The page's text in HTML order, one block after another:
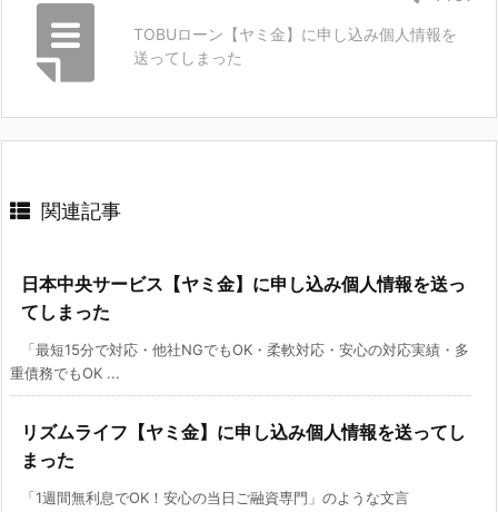
TOBUローン【ヤミ金】に申し込み個人情報を
送ってしまった
関連記事
日本中央サービス【ヤミ金】に申し込み個人情報を送っ
てしまった
「最短15分で対応・他社NGでもOK・柔軟対応・安心の対応実績・多
重債務でもOK ...
リズムライフ【ヤミ金】に申し込み個人情報を送ってし
まった
「1週間無利息でOK！安心の当日ご融資専門」のような文言